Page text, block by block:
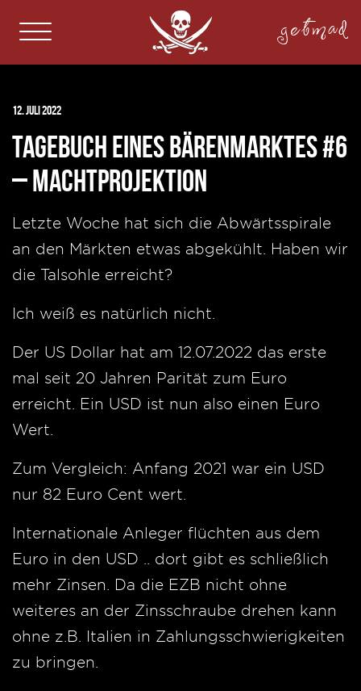
getmad
12. Juli 2022
Tagebuch eines Bärenmarktes #6
– Machtprojektion
Letzte Woche hat sich die Abwärtsspirale
an den Märkten etwas abgekühlt. Haben wir
die Talsohle erreicht?
Ich weiß es natürlich nicht.
Der US Dollar hat am 12.07.2022 das erste
mal seit 20 Jahren Parität zum Euro
erreicht. Ein USD ist nun also einen Euro
Wert.
Zum Vergleich: Anfang 2021 war ein USD
nur 82 Euro Cent wert.
Internationale Anleger flüchten aus dem
Euro in den USD .. dort gibt es schließlich
mehr Zinsen. Da die EZB nicht ohne
weiteres an der Zinsschraube drehen kann
ohne z.B. Italien in Zahlungsschwierigkeiten
zu bringen.